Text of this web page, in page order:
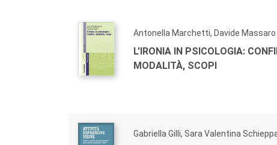
Antonella Marchetti, Davide Massaro
L'IRONIA IN PSICOLOGIA:
MODALITÀ, SCOPI
Gabriella Gilli, Sara Valentina